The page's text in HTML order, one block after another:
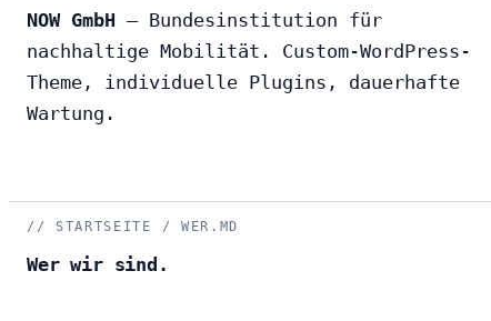
NOW GmbH
— Bundesinstitution für
nachhaltige Mobilität. Custom-WordPress-
Theme, individuelle Plugins, dauerhafte
Wartung.
STARTSEITE / WER.MD
Wer wir sind.